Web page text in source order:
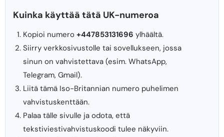
Kuinka käyttää tätä UK-numeroa
Kopioi numero +447853131696 ylhäältä.
Siirry verkkosivustolle tai sovellukseen, jossa
sinun on vahvistettava (esim. WhatsApp,
Telegram, Gmail).
Liitä tämä Iso-Britannian numero puhelimen
vahvistuskenttään.
Palaa tälle sivulle ja odota, että
tekstiviestivahvistuskoodi tulee näkyviin.